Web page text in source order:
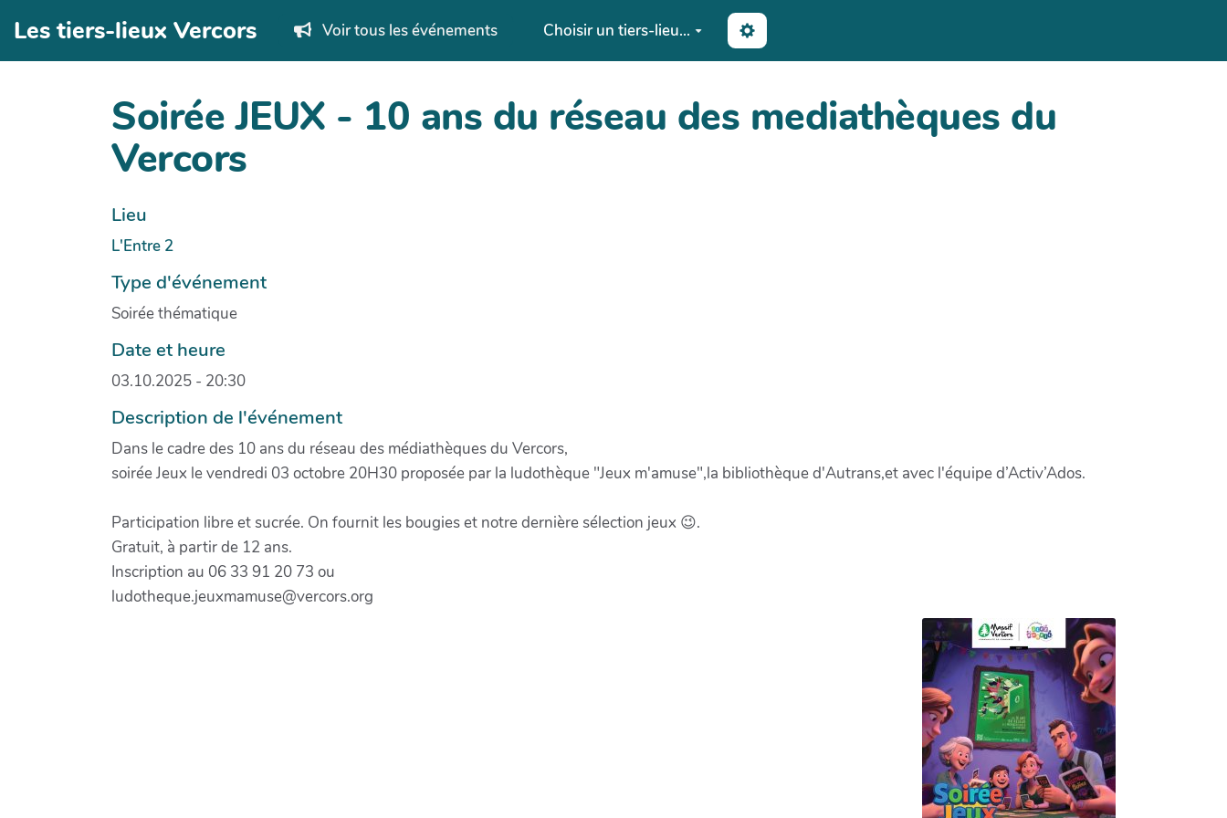
Aller au contenu principal
Les tiers-lieux Vercors Voir tous les événements Choisir un tiers-lieu...
Soirée JEUX - 10 ans du réseau des mediathèques du
Vercors
Lieu
L'Entre 2
Type d'événement
Soirée thématique
Date et heure
03.10.2025 - 20:30
Description de l'événement
Dans le cadre des 10 ans du réseau des médiathèques du Vercors,
soirée Jeux le vendredi 03 octobre 20H30 proposée par la ludothèque "Jeux m'amuse",la bibliothèque d'Autrans,et avec l'équipe d’Activ’Ados.
Participation libre et sucrée. On fournit les bougies et notre dernière sélection jeux 😉.
Gratuit, à partir de 12 ans.
Inscription au 06 33 91 20 73 ou
ludotheque.jeuxmamuse@vercors.org